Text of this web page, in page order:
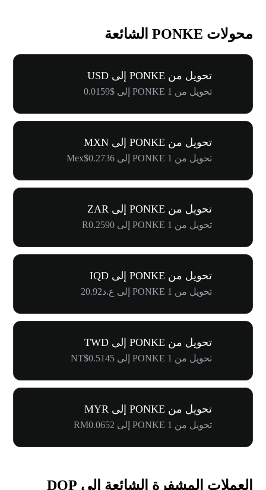
محولات PONKE الشائعة
تحويل من PONKE إلى USD
تحويل من 1 PONKE إلى $0.0159
تحويل من PONKE إلى MXN
تحويل من 1 PONKE إلى Mex$0.2736
تحويل من PONKE إلى ZAR
تحويل من 1 PONKE إلى R0.2590
تحويل من PONKE إلى IQD
تحويل من 1 PONKE إلى ع.د20.92
تحويل من PONKE إلى TWD
تحويل من 1 PONKE إلى NT$0.5145
تحويل من PONKE إلى MYR
تحويل من 1 PONKE إلى RM0.0652
العملات المشفرة الشائعة إلى DOP